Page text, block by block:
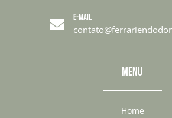
 E-MAIL
MENU
Home